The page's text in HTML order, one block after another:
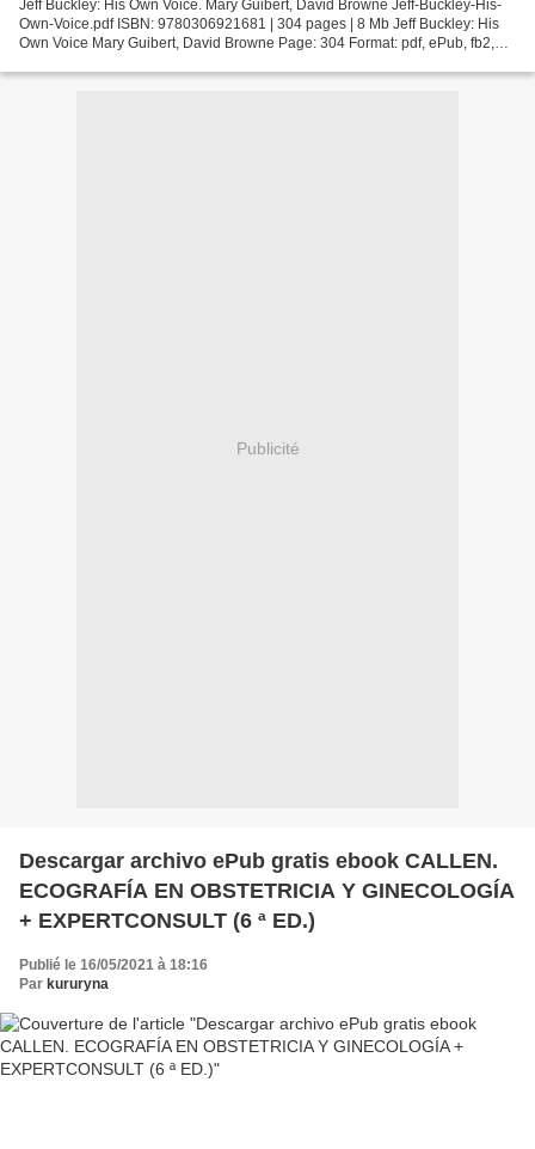
Jeff Buckley: His Own Voice. Mary Guibert, David Browne Jeff-Buckley-His-
Own-Voice.pdf ISBN: 9780306921681 | 304 pages | 8 Mb Jeff Buckley: His
Own Voice Mary Guibert, David Browne Page: 304 Format: pdf, ePub, fb2,
Publicité
Descargar archivo ePub gratis ebook CALLEN.
ECOGRAFÍA EN OBSTETRICIA Y GINECOLOGÍA
+ EXPERTCONSULT (6 ª ED.)
Publié le 16/05/2021 à 18:16
Par kururyna